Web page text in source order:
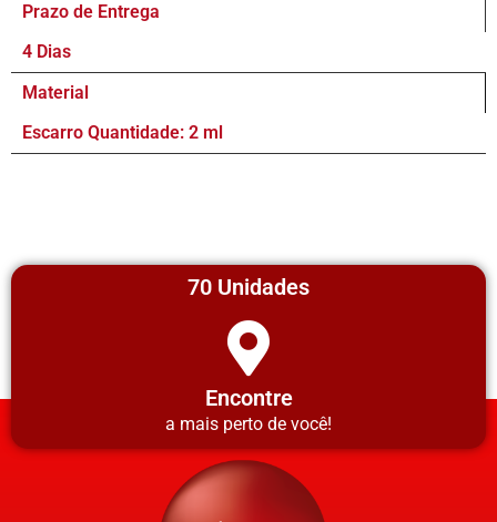
Prazo de Entrega
4 Dias
Material
Escarro Quantidade: 2 ml
70 Unidades
Encontre
a mais perto de você!